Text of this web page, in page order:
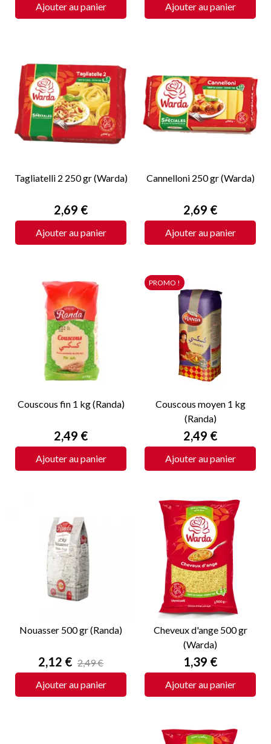
Ajouter au panier Ajouter au panier
Tagliatelli 2 250 gr (Warda)
Prix
2,69 €
Ajouter au panier
Cannelloni 250 gr (Warda)
Prix
2,69 €
Ajouter au panier
Couscous fin 1 kg (Randa)
Prix
2,49 €
Ajouter au panier
Couscous moyen 1 kg
(Randa)
Prix
2,49 €
Ajouter au panier
PROMO !
Nouasser 500 gr (Randa)
Prix
2,12 € 2,49 €
Ajouter au panier
Cheveux d'ange 500 gr
(Warda)
Prix
1,39 €
Ajouter au panier